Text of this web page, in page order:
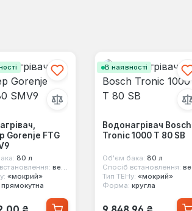
Gorenje FTG
80 л
вертикальний
«мокрий»
прямокутна
ціна:
В наявності
Водонагрівач Bosch
Tronic 1000 T 80 SB
Об'єм бака: 80 л
Спосіб встановлення: вертикальний
Тип ТЕНу: «мокрий»
Форма: кругла
Звичайна ціна: